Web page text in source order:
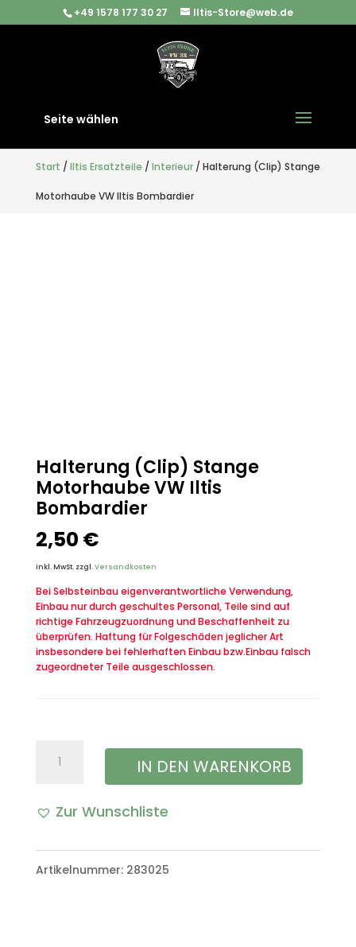
+49 1578 177 30 27 Iltis-Store@web.de
Seite wählen
Start / Iltis Ersatzteile / Interieur/ Halterung (Clip) Stange
Motorhaube VW Iltis Bombardier
Halterung (Clip) Stange
Motorhaube VW Iltis
Bombardier
2,50 €
inkl. MwSt. zzgl.Versandkosten
Bei Selbsteinbau eigenverantwortliche Verwendung,
Einbau nur durch geschultes Personal, Teile sind auf
richtige Fahrzeugzuordnung und Beschaffenheit zu
überprüfen. Haftung für Folgeschäden jeglicher Art
insbesondere bei fehlerhaften Einbau bzw.Einbau falsch
zugeordneter Teile ausgeschlossen.
Halterung
Stange
VW
IN DEN WARENKORB
Zur Wunschliste
lArtikelnummer: 283025